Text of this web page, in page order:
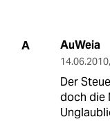
A AuWeia
14.06.2010,
Der
doch die